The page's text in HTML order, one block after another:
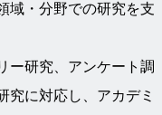
域・分野での研究を支
ー研究、アンケート調
究に対応し、アカデミ